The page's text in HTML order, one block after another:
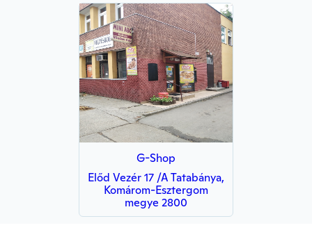
G-Shop
Előd Vezér 17 /A Tatabánya,
Komárom-Esztergom
megye 2800